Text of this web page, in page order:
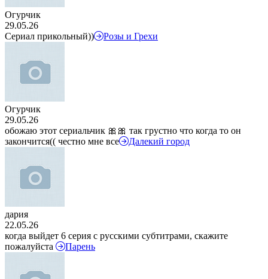
Огурчик
29.05.26
Сериал прикольный))
Розы и Грехи
Огурчик
29.05.26
обожаю этот сериальчик 🎀🎀 так грустно что когда то он
закончится(( честно мне все
Далекий город
дария
22.05.26
когда выйдет 6 серия с русскими субтитрами, скажите
пожалуйста
Парень